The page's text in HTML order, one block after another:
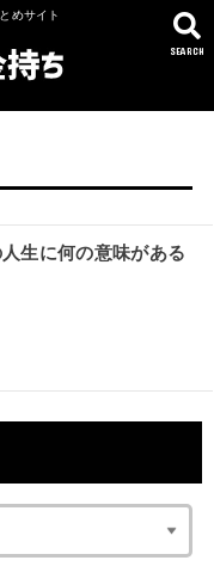
めサイト
SEARCH
生に何の意味がある